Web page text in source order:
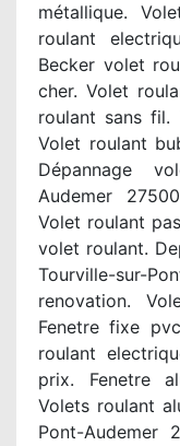
métallique.
roulant
Becker volet
cher. Volet
roulant sans fil.
Volet roulant
Dépannage
Audemer
Volet roulant
volet roulant.
Tourville-sur-
renovation.
Fenetre fixe
roulant
prix. Fenetre
Volets roulant
Pont-Audemer